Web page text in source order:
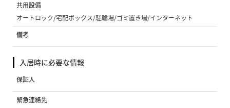
共用設備
オートロック/宅配ボックス/駐輪場/ゴミ置き場/インターネット
備考
入居時に必要な情報
保証人
緊急連絡先